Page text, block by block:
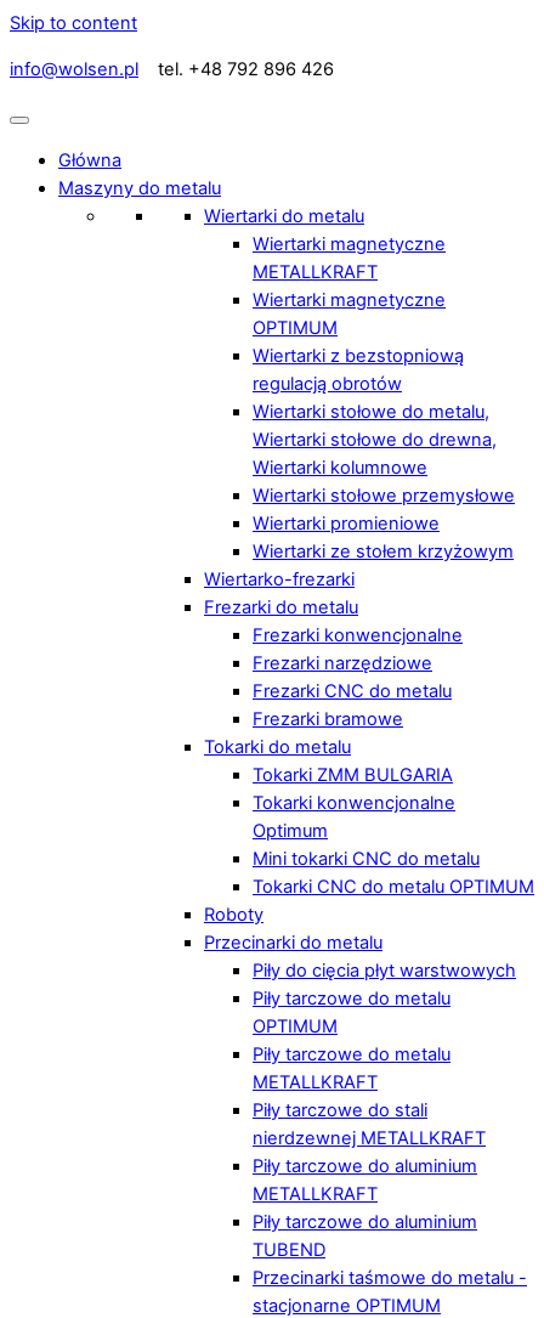
Skip to content
info@wolsen.pl tel. +48 792 896 426
Główna
Maszyny do metalu
Wiertarki do metalu
Wiertarki magnetyczne
METALLKRAFT
Wiertarki magnetyczne
OPTIMUM
Wiertarki z bezstopniową
regulacją obrotów
Wiertarki stołowe do metalu,
Wiertarki stołowe do drewna,
Wiertarki kolumnowe
Wiertarki stołowe przemysłowe
Wiertarki promieniowe
Wiertarki ze stołem krzyżowym
Wiertarko-frezarki
Frezarki do metalu
Frezarki konwencjonalne
Frezarki narzędziowe
Frezarki CNC do metalu
Frezarki bramowe
Tokarki do metalu
Tokarki ZMM BULGARIA
Tokarki konwencjonalne
Optimum
Mini tokarki CNC do metalu
Tokarki CNC do metalu OPTIMUM
Roboty
Przecinarki do metalu
Piły do cięcia płyt warstwowych
Piły tarczowe do metalu
OPTIMUM
Piły tarczowe do metalu
METALLKRAFT
Piły tarczowe do stali
nierdzewnej METALLKRAFT
Piły tarczowe do aluminium
METALLKRAFT
Piły tarczowe do aluminium
TUBEND
Przecinarki taśmowe do metalu -
stacjonarne OPTIMUM